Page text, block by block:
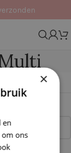
voldoen.
×
en
om ons